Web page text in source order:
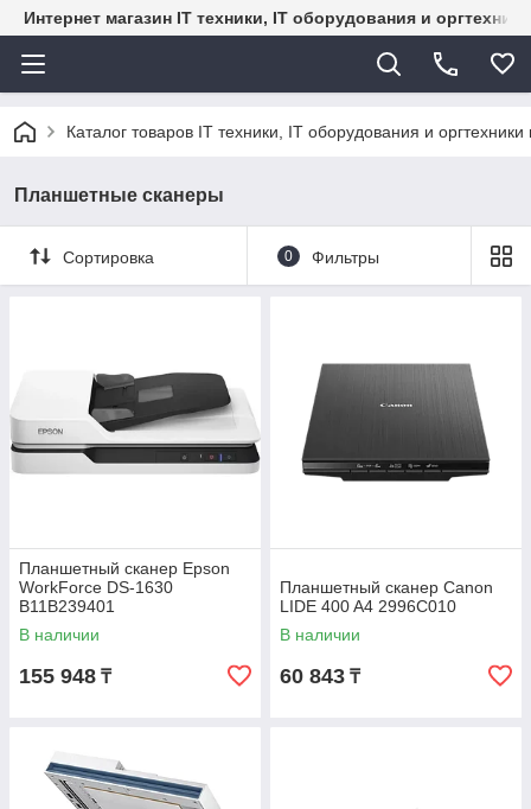
Интернет магазин IT техники, IT оборудования и
Каталог товаров IT техники, IT оборудования и
Планшетные сканеры
Сортировка 0 Фильтры
Планшетный сканер Epson
WorkForce DS-1630
B11B239401
В наличии
155 948 ₸
Планшетный сканер Canon
LIDE 400 A4 2996C010
В наличии
60 843 ₸